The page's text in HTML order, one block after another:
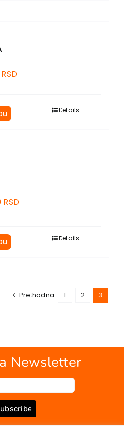
RSD
Details
RSD
Details
Prethodna 1 2 3
Newsletter